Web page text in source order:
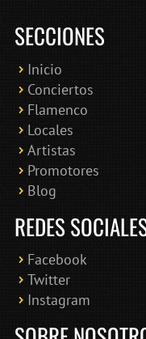
SECCIONES
Inicio
Conciertos
Flamenco
Locales
Artistas
Promotores
Blog
REDES
Facebook
Twitter
Instagram